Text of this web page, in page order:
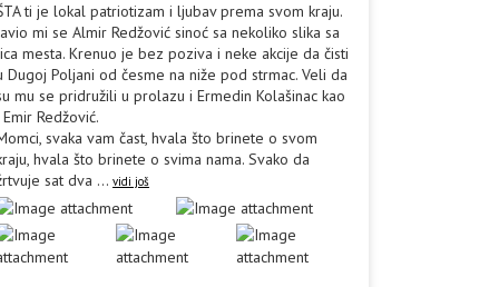
ti je lokal patriotizam i ljubav prema svom kraju.
mi se Almir Redžović sinoć sa nekoliko slika sa
mesta. Krenuo je bez poziva i neke akcije da čisti
Dugoj Poljani od česme na niže pod strmac. Veli da
mu se pridružili u prolazu i Ermedin Kolašinac kao
Redžović.
svaka vam čast, hvala što brinete o svom
hvala što brinete o svima nama. Svako da
sat dva ... vidi još